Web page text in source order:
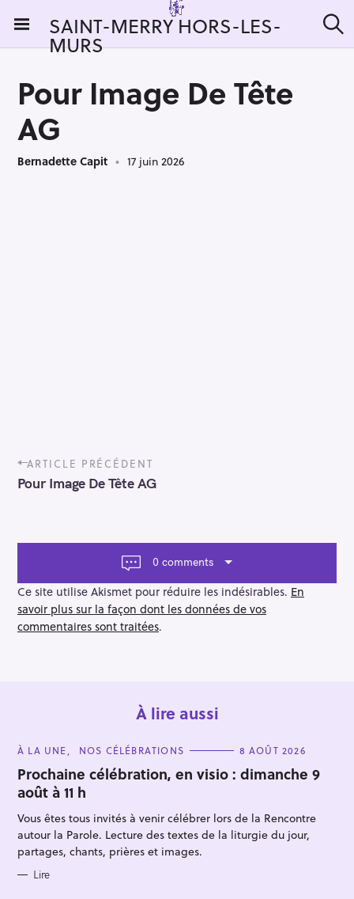
i
SAINT-MERRY HORS-LES-
MURS e
Pour Image De Tête
AG
Bernadette Capit 17 juin 2026
P
o
s
a
g
a
t
i
ARTICLE PRÉCÉDENT
Pour Image De Tête AG
0 comments
Ce site utilise Akismet pour réduire les indésirables. En
savoir plus sur la façon dont les données de vos
commentaires sont traitées.
À lire aussi
C
T
E
G
O
R
I
E
S
À LA UNE NOS CÉLÉBRATIONS 8 AOÛT 2026
Prochaine célébration, en visio : dimanche 9
août à 11 h
Vous êtes tous invités à venir célébrer lors de la Rencontre
autour la Parole. Lecture des textes de la liturgie du jour,
partages, chants, prières et images.
Lire
R